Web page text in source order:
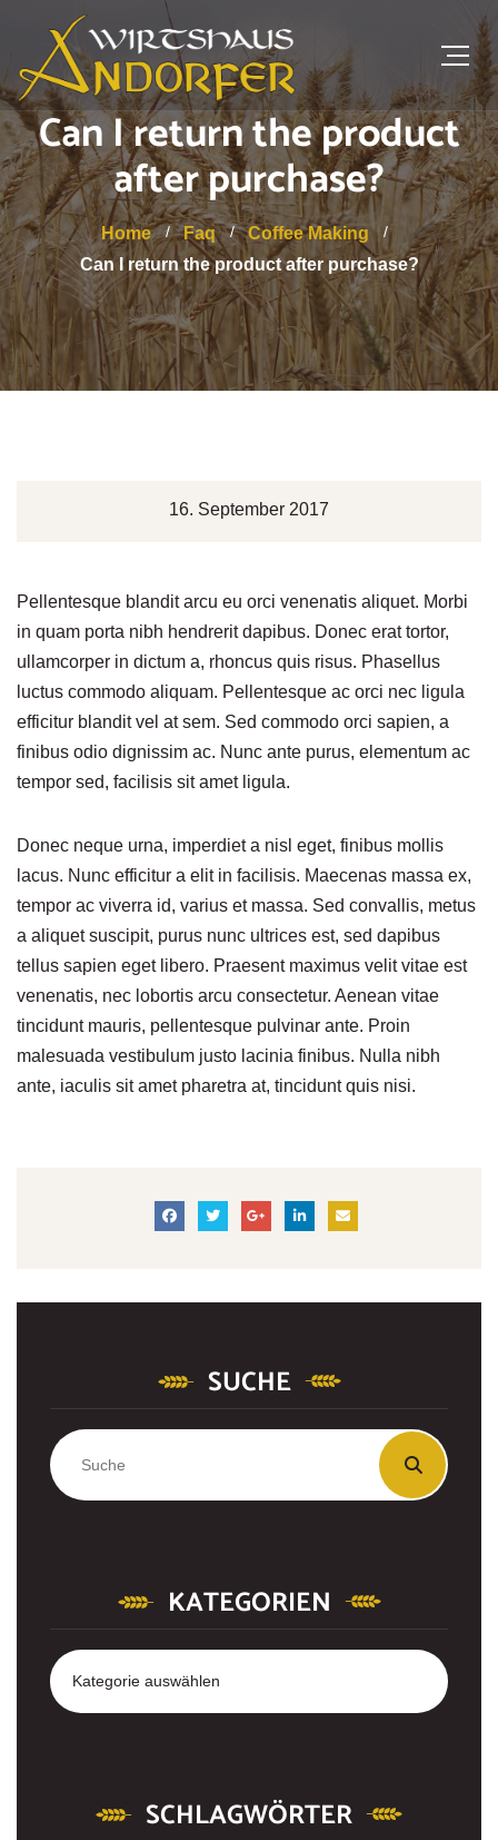
Can I return the product
after purchase?
Home Faq
Coffee Making
Can I return the product after purchase?
16. September 2017
Pellentesque blandit arcu eu orci venenatis aliquet. Morbi
in quam porta nibh hendrerit dapibus. Donec erat tortor,
ullamcorper in dictum a, rhoncus quis risus. Phasellus
luctus commodo aliquam. Pellentesque ac orci nec ligula
efficitur blandit vel at sem. Sed commodo orci sapien, a
finibus odio dignissim ac. Nunc ante purus, elementum ac
tempor sed, facilisis sit amet ligula.
Donec neque urna, imperdiet a nisl eget, finibus mollis
lacus. Nunc efficitur a elit in facilisis. Maecenas massa ex,
tempor ac viverra id, varius et massa. Sed convallis, metus
a aliquet suscipit, purus nunc ultrices est, sed dapibus
tellus sapien eget libero. Praesent maximus velit vitae est
venenatis, nec lobortis arcu consectetur. Aenean vitae
tincidunt mauris, pellentesque pulvinar ante. Proin
malesuada vestibulum justo lacinia finibus. Nulla nibh
ante, iaculis sit amet pharetra at, tincidunt quis nisi.
SUCHE
KATEGORIEN
Kategorien
SCHLAGWÖRTER